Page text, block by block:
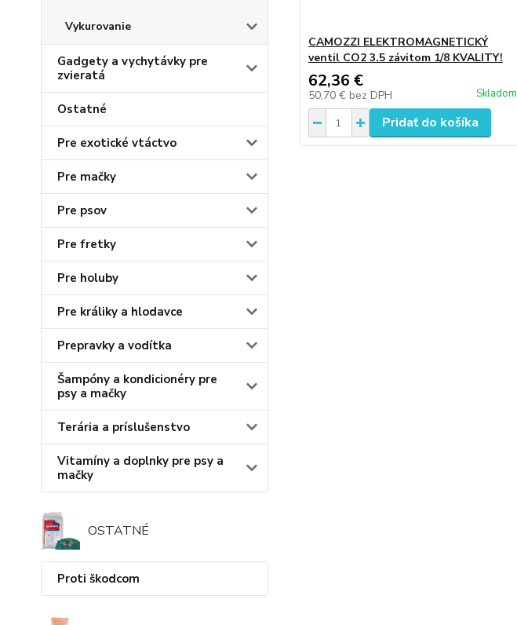
Vykurovanie
Gadgety a vychytávky pre
zvieratá
Ostatné
Pre exotické vtáctvo
Pre mačky
Pre psov
Pre fretky
Pre holuby
Pre králiky a hlodavce
Prepravky a vodítka
Šampóny a kondicionéry pre
psy a mačky
Terária a príslušenstvo
Vitamíny a doplnky pre psy a
mačky
OSTATNÉ
Proti škodcom
CAMOZZI ELEKTROMAGNETICKÝ
ventil CO2 3.5 závitom 1/8 KVALITY!
62,36 €
50,70 € bez DPH Skladom
Pridať do košíka